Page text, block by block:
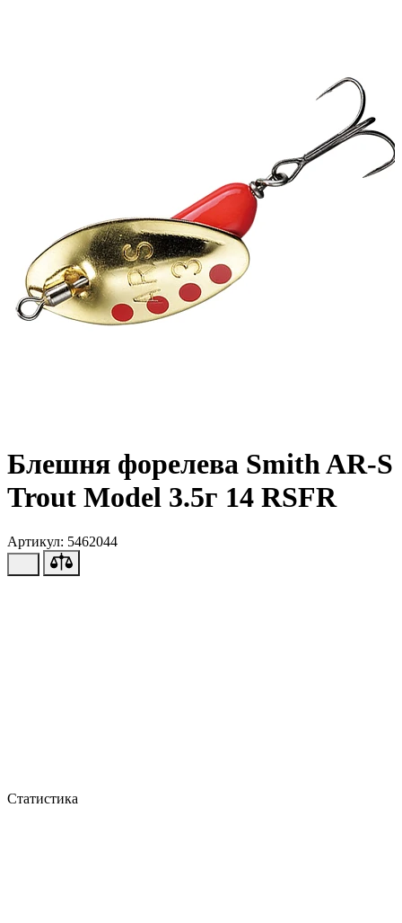
Блешня форелева Smith AR-S
Trout Model 3.5г 14 RSFR
Артикул: 5462044
Статистика